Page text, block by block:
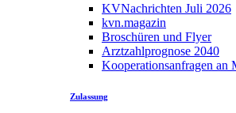
KVNachrichten Juli 2026
kvn.magazin
Broschüren und Flyer
Arztzahlprognose 2040
Kooperationsanfragen an
Zulassung